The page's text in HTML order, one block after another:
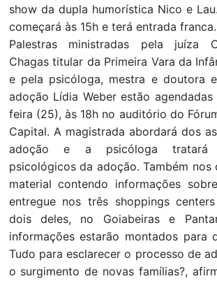
show da dupla humorística Nico e
começará às 15h e terá entrada franca.
Palestras ministradas pela juíza
Chagas titular da Primeira Vara da
e pela psicóloga, mestra e doutora
adoção Lídia Weber estão
feira (25), às 18h no auditório do
Capital. A magistrada abordará dos
adoção e a psicóloga tratará
psicológicos da adoção. Também nos
material contendo informações
entregue nos três shoppings
dois deles, no Goiabeiras e
informações estarão montados para
Tudo para esclarecer o processo de
o surgimento de novas famílias?,